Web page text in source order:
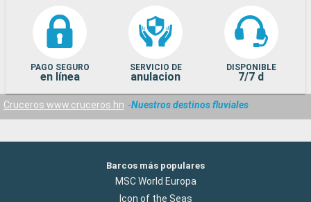
PAGO SEGURO
en línea
SERVICIO DE
anulacion
DISPONIBLE
7/7 d
Cruceros www.cruceros.hn Nuestros destinos fluviales
Barcos más populares
MSC World Europa
Icon of the Seas